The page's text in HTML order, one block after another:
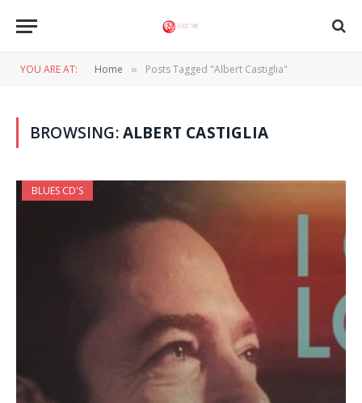
YOU ARE AT: Home » Posts Tagged "Albert Castiglia"
BROWSING:ALBERT CASTIGLIA
BLUES CD'S